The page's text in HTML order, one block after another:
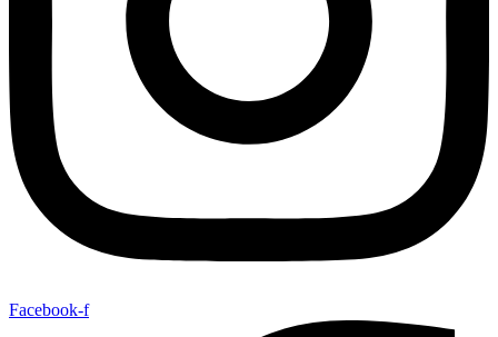
Facebook-f